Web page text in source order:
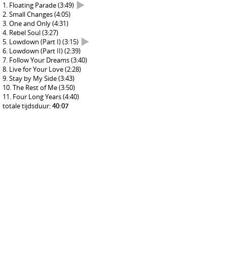
Floating Parade(3:49)
Small Changes(4:05)
One and Only(4:31)
Rebel Soul(3:27)
Lowdown (Part I)(3:15)
Lowdown (Part II)(2:39)
Follow Your Dreams(3:40)
Live for Your Love(2:28)
Stay by My Side(3:43)
The Rest of Me(3:50)
Four Long Years(4:40)
totale tijdsduur:40:07